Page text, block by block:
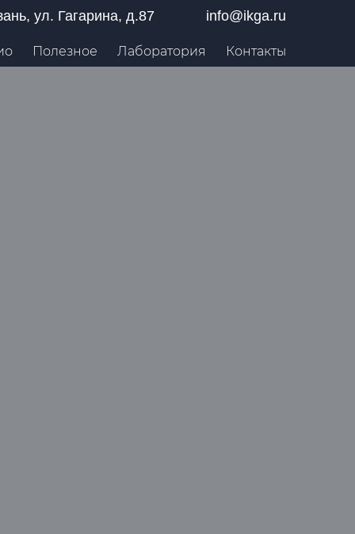
info@ikga.ru
ул. Гагарина, д.87
Полезное Лаборатория Контакты